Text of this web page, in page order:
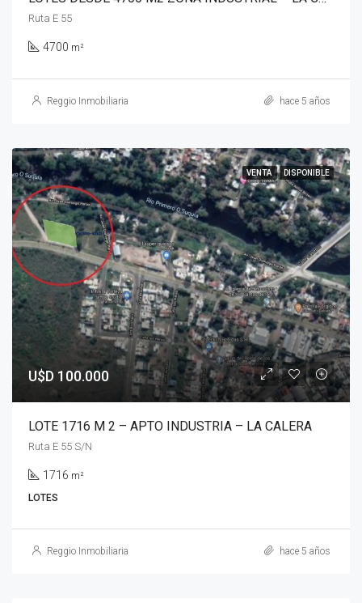
Ruta E 55
4700 m²
Reggio Inmobiliaria hace 5 años
VENTA DISPONIBLE
U$D 100.000
LOTE 1716 M 2 – APTO INDUSTRIA – LA CALERA
Ruta E 55 S/N
1716 m²
LOTES
Reggio Inmobiliaria hace 5 años